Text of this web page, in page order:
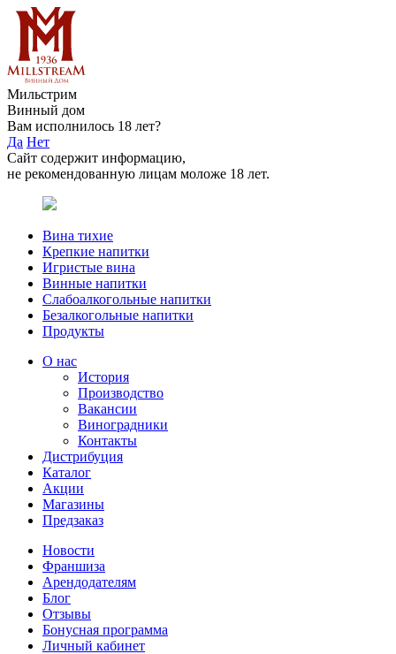
Мильстрим
Винный дом
Вам исполнилось 18 лет?
Да Нет
Сайт содержит информацию,
не рекомендованную лицам моложе 18 лет.
Вина тихие
Крепкие напитки
Игристые вина
Винные напитки
Слабоалкогольные напитки
Безалкогольные напитки
Продукты
О нас
История
Производство
Вакансии
Виноградники
Контакты
Дистрибуция
Каталог
Акции
Магазины
Предзаказ
Новости
Франшиза
Арендодателям
Блог
Отзывы
Бонусная программа
Личный кабинет